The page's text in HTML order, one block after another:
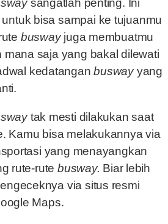
sangatlah penting. Ini
bisa sampai ke tujuanmu
buswayjuga membuatmu
mana saja yang bakal dilewati
kedatanganbuswayyang
tak mesti dilakukan saat
Kamu bisa melakukannya via
yang menayangkan
rute-rute busway. Biar lebih
via situs resmi
Maps.